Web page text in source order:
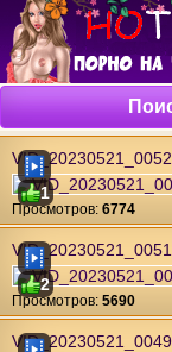
1
Проcмотров: 6774
2
Проcмотров: 5690